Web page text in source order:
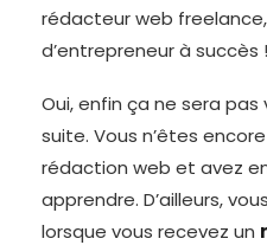
rédacteur web
d’entrepreneur à succès !
Oui, enfin ça ne sera
suite. Vous n’êtes
rédaction web et avez
apprendre. D’ailleurs,
lorsque vous recevez un